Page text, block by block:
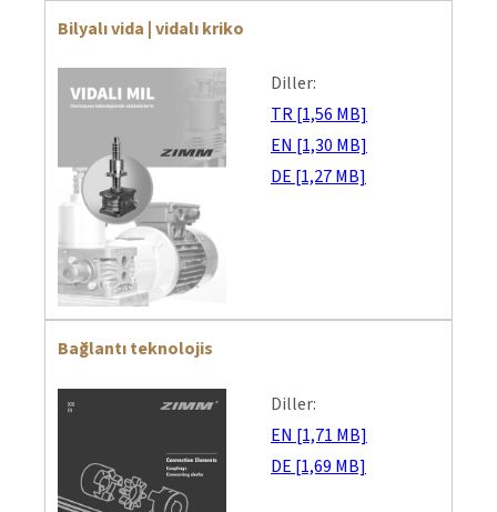
Bilyalı vida | vidalı kriko
Diller:
TR [1,56 MB]
EN [1,30 MB]
DE [1,27 MB]
Bağlantı teknolojis
Diller:
EN [1,71 MB]
DE [1,69 MB]